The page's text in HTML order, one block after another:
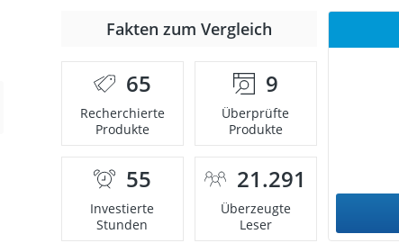
Fakten zum Vergleich
65
Recherchierte
Produkte
9
Überprüfte
Produkte
55
Investierte
Stunden
21.291
Überzeugte
Leser